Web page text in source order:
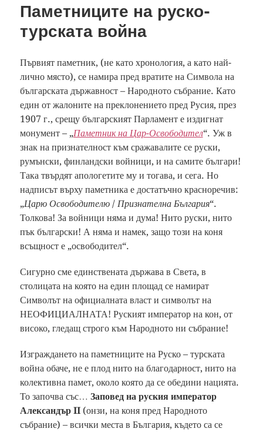
Паметниците на руско-
турската война
Първият паметник, (не като хронология, а като най-
лично място), се намира пред вратите на Символа на
българската държавност – Народното събрание. Като
един от жалоните на преклонението пред Русия, през
1907 г., срещу българският Парламент е издигнат
монумент – „Паметник на Цар-Освободител“. Уж в
знак на признателност към сражавалите се руски,
румънски, финландски войници, и на самите българи!
Така твърдят апологетите му и тогава, и сега. Но
надписът върху паметника е достатъчно красноречив:
„Царю Освободителю/ Признателна България“.
Толкова! За войници няма и дума! Нито руски, нито
пък български! А няма и намек, защо този на коня
всъщност е „освободител“.
Сигурно сме единствената държава в Света, в
столицата на която на един площад се намират
Символът на официалната власт и символът на
НЕОФИЦИАЛНАТА! Руският император на кон, от
високо, гледащ строго към Народното ни събрание!
Изграждането на паметниците на Руско – турската
война обаче, не е плод нито на благодарност, нито на
колективна памет, около която да се обедини нацията.
То започва със… Заповед на руския император
Александър II(онзи, на коня пред Народното
събрание) – всички места в България, където са се